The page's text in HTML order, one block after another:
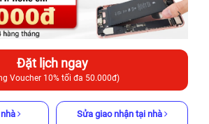
Đặt lịch ngay
Voucher 10% tối đa 50.000đ)
Sửa giao nhận tại nhà